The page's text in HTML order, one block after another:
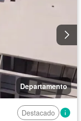
Departamento
Destacado